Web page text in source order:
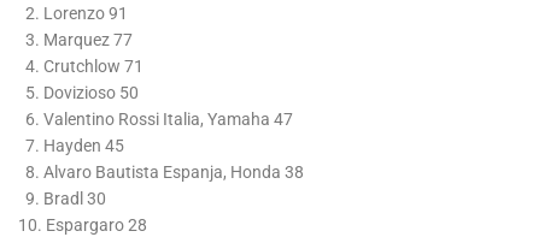
2. Lorenzo 91
3. Marquez 77
4. Crutchlow 71
5. Dovizioso 50
6. Valentino Rossi Italia, Yamaha 47
7. Hayden 45
8. Alvaro Bautista Espanja, Honda 38
9. Bradl 30
10. Espargaro 28